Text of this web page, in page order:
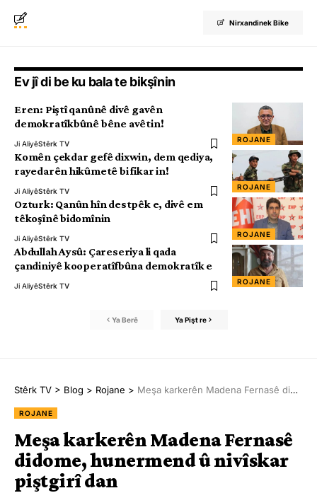
Nirxandinek Bike
Ev jî di be ku bala te bikşînin
ROJANE
Eren: Piştî qanûnê divê gavên
demokratîkbûnê bêne avêtin!
Ji AliyêStêrk TV
ROJANE
Komên çekdar gefê dixwin, dem qediya,
rayedarên hikûmetê bi fikar in!
Ji AliyêStêrk TV
ROJANE
Ozturk: Qanûn hîn destpêk e, divê em
têkoşînê bidomînin
Ji AliyêStêrk TV
ROJANE
Abdullah Aysû: Çareseriya li qada
çandiniyê kooperatîfbûna demokratîk e
Ji AliyêStêrk TV
Ya Berê Ya Pişt re
Stêrk TV > Blog > Rojane > Meşa karkerên Madena Fernasê didome, hunermend û nivîskar piştgirî dan
ROJANE
Meşa karkerên Madena Fernasê
didome, hunermend û nivîskar
piştgirî dan